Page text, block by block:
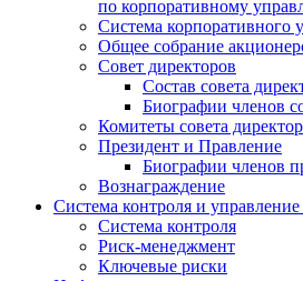
по корпоративному
Система корпоративного
Общее собрание
Совет директоров
Состав совета
Биографии членов
Комитеты совета
Президент и Правление
Биографии членов
Вознаграждение
Система контроля и
Система контроля
Риск-менеджмент
Ключевые риски